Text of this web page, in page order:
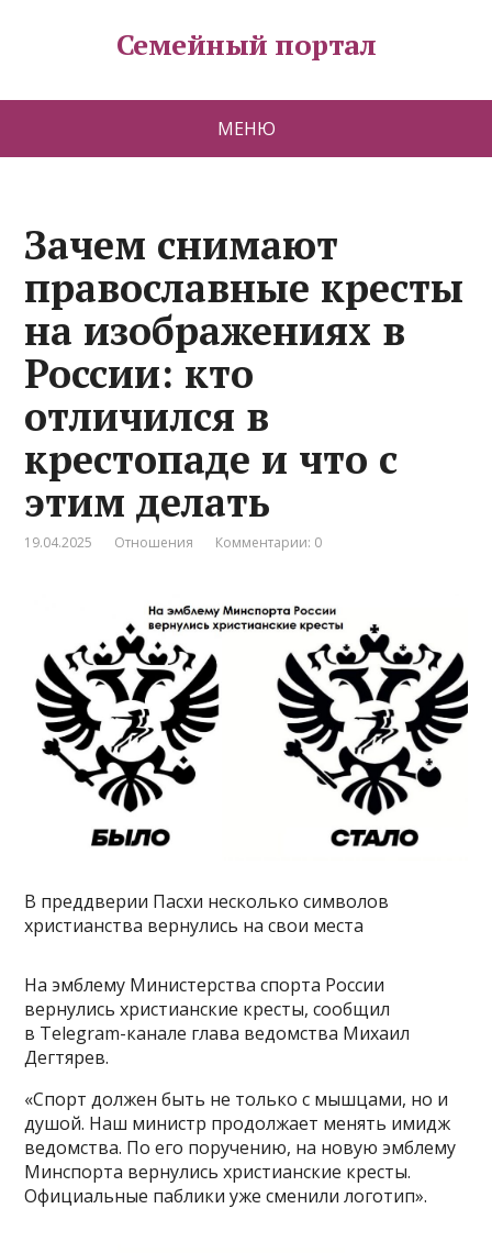
Семейный портал
МЕНЮ
Зачем снимают
православные кресты
на изображениях в
России: кто
отличился в
крестопаде и что с
этим делать
19.04.2025 Отношения Комментарии: 0
В преддверии Пасхи несколько символов
христианства вернулись на свои места
На эмблему Министерства спорта России
вернулись христианские кресты, сообщил
в Telegram-канале глава ведомства Михаил
Дегтярев.
«Спорт должен быть не только с мышцами, но и
душой. Наш министр продолжает менять имидж
ведомства. По его поручению, на новую эмблему
Минспорта вернулись христианские кресты.
Официальные паблики уже сменили логотип».